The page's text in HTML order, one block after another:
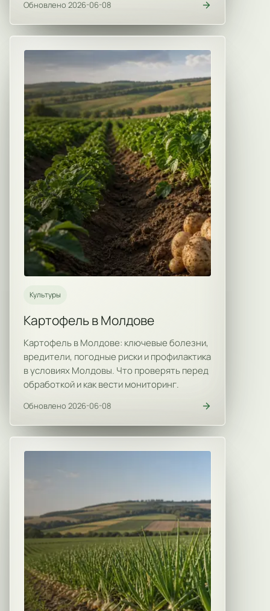
Обновлено 2026-06-08
Культуры
Картофель в Молдове
Картофель в Молдове: ключевые болезни,
вредители, погодные риски и профилактика
в условиях Молдовы. Что проверять перед
обработкой и как вести мониторинг.
Обновлено 2026-06-08